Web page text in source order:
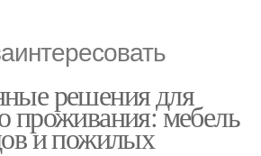
решения для
проживания: мебель
и пожилых